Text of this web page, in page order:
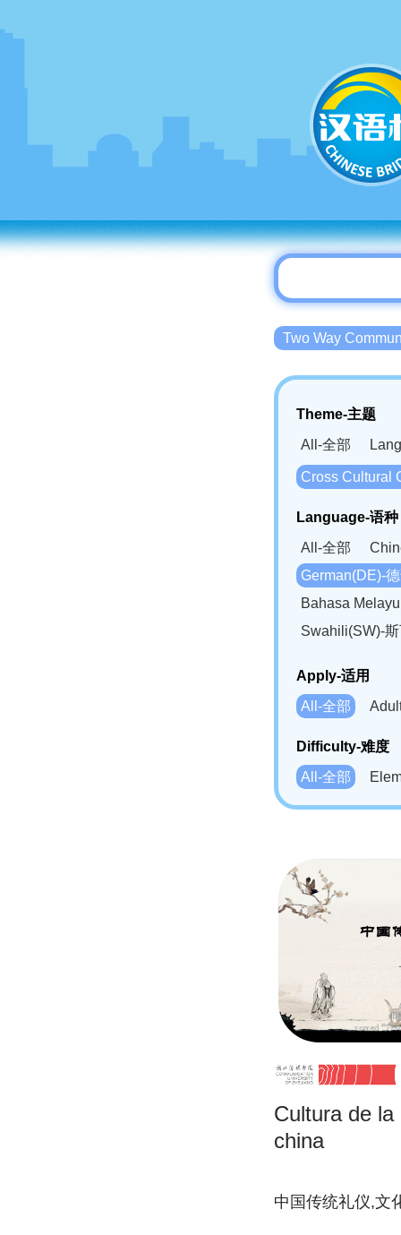
Two Way
Theme-主题
All-全部
Cross Cultural
Language-语种
All-全部
German(DE)-
Bahasa
Swahili(SW)-
Apply-适用
All-全部
Difficulty-难度
All-全部
Cultura de
china
中国传统礼仪,文